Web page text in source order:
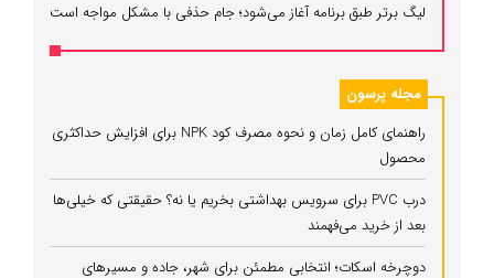
لیگ برتر طبق برنامه آغاز می‌شود؛ جام حذفی با مشکل مواجه است
مجله پرسون
راهنمای کامل زمان و نحوه مصرف کود NPK برای افزایش حداکثری
محصول
درب PVC برای سرویس بهداشتی بخریم یا نه؟ حقیقتی که خیلی‌ها
بعد از خرید می‌فهمند
دوچرخه اسکات؛ انتخابی مطمئن برای شهر، جاده و مسیرهای